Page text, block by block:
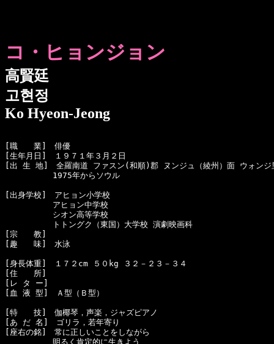
コ・ヒョンジョン
高賢廷
고현정
Ko Hyeon-Jeong
[職　　業]　俳優
[生年月日]　１９７１年３月２日
[出 生 地]　全羅南道 ファスン(和順)郡 ヌンジュ（綾州）面 ウォンジ
1975年からソウル
[出身学校]　アヒョン小学校
アヒョン中学校
シオン高等学校
トトングク（東国）大学校 演劇映画科
[宗　　教]
[趣　　味]　水泳
[身長体重]　１７２cm ５０kg ３２－２３－３４
[住　　所]
[レ タ ー]
[血 液 型]　Ａ型（Ｂ型）
[特　　技]　伽椰琴，声楽，ジャズピアノ
[あ だ 名]　ゴリラ，若年寄り
[座右の銘]　常に正しいことをしながら
明るく肯定的に生きよう